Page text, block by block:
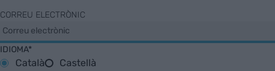
CORREU ELECTRÒNIC
IDIOMA*
Català Castellà